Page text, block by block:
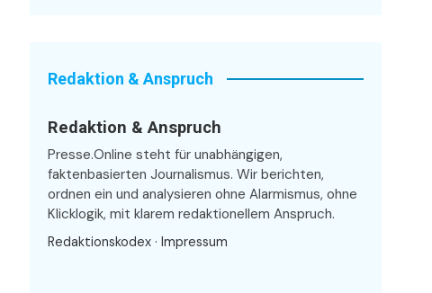
Redaktion & Anspruch
Redaktion & Anspruch
Presse.Online steht für unabhängigen,
faktenbasierten Journalismus. Wir berichten,
ordnen ein und analysieren ohne Alarmismus, ohne
Klicklogik, mit klarem redaktionellem Anspruch.
Redaktionskodex · Impressum